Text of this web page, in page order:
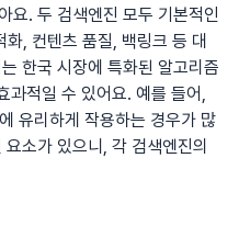
요. 두 검색엔진 모두 기본적인
, 컨텐츠 품질, 백링크 등 대
한국 시장에 특화된 알고리즘
과적일 수 있어요. 예를 들어,
유리하게 작용하는 경우가 많
소가 있으니, 각 검색엔진의